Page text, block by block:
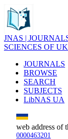
JNAS |
SCIENCES OF
JOURNALS
BROWSE
SEARCH
SUBJECTS
LibNAS UA
web address of
0000463201